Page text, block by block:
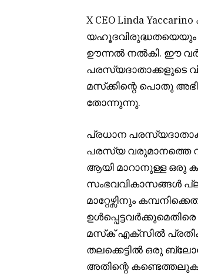
X CEO Linda
യഹൂദവിരുദ്ധതയെയും
ഊന്നൽ നൽകി. ഈ
പരസ്യദാതാക്കളുടെ
മസ്‌ക്കിന്റെ പൊതു
തോന്നുന്നു.
പ്രധാന
പരസ്യ വരുമാനത്തെ
ആയി മാറാനുള്ള ഒരു
സംഭവവികാസങ്ങൾ
മാറ്റേഴ്സിനും
മസ്‌ക് എക്‌സിൽ
തലക്കെട്ടിൽ ഒരു
അതിന്റെ